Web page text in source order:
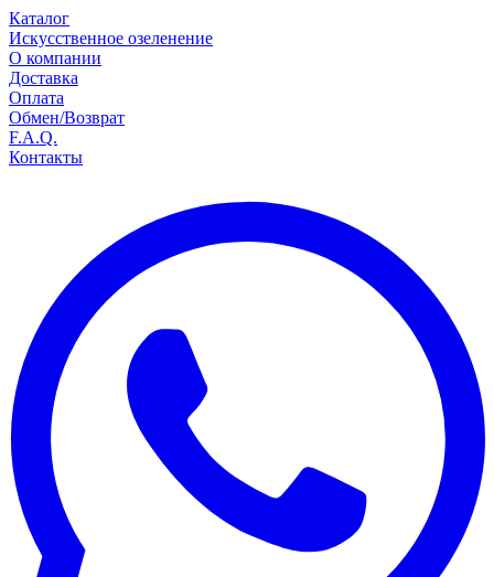
Каталог
Искусственное озеленение
О компании
Доставка
Оплата
Обмен/Возврат
F.A.Q.
Контакты